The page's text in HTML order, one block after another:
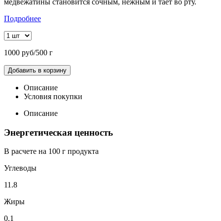
Подробнее
1000 руб/500 г
Добавить в корзину
Описание
Условия покупки
Описание
Энергетическая ценность
В расчете на 100 г продукта
Углеводы
11.8
Жиры
0.1